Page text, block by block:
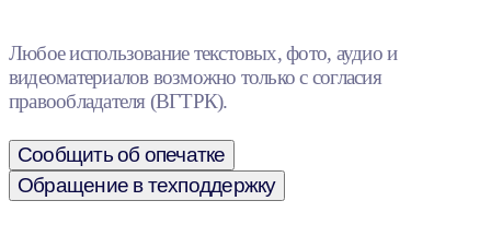
Любое использование текстовых, фото, аудио и
видеоматериалов возможно только с согласия
правообладателя (ВГТРК).
Сообщить об опечатке
Обращение в техподдержку